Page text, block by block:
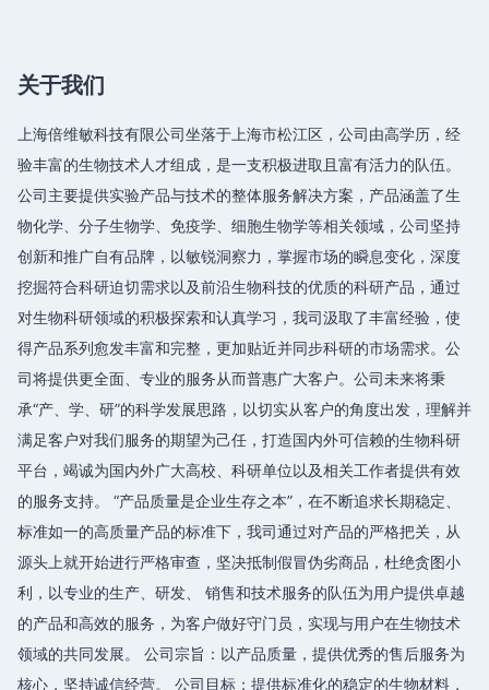
关于我们
上海倍维敏科技有限公司坐落于上海市松江区，公司由高学历，经
验丰富的生物技术人才组成，是一支积极进取且富有活力的队伍。
公司主要提供实验产品与技术的整体服务解决方案，产品涵盖了生
物化学、分子生物学、免疫学、细胞生物学等相关领域，公司坚持
创新和推广自有品牌，以敏锐洞察力，掌握市场的瞬息变化，深度
挖掘符合科研迫切需求以及前沿生物科技的优质的科研产品，通过
对生物科研领域的积极探索和认真学习，我司汲取了丰富经验，使
得产品系列愈发丰富和完整，更加贴近并同步科研的市场需求。公
司将提供更全面、专业的服务从而普惠广大客户。公司未来将秉
承“产、学、研”的科学发展思路，以切实从客户的角度出发，理解并
满足客户对我们服务的期望为己任，打造国内外可信赖的生物科研
平台，竭诚为国内外广大高校、科研单位以及相关工作者提供有效
的服务支持。 “产品质量是企业生存之本”，在不断追求长期稳定、
标准如一的高质量产品的标准下，我司通过对产品的严格把关，从
源头上就开始进行严格审查，坚决抵制假冒伪劣商品，杜绝贪图小
利，以专业的生产、研发、 销售和技术服务的队伍为用户提供卓越
的产品和高效的服务，为客户做好守门员，实现与用户在生物技术
领域的共同发展。 公司宗旨：以产品质量，提供优秀的售后服务为
核心，坚持诚信经营。 公司目标：提供标准化的稳定的生物材料，